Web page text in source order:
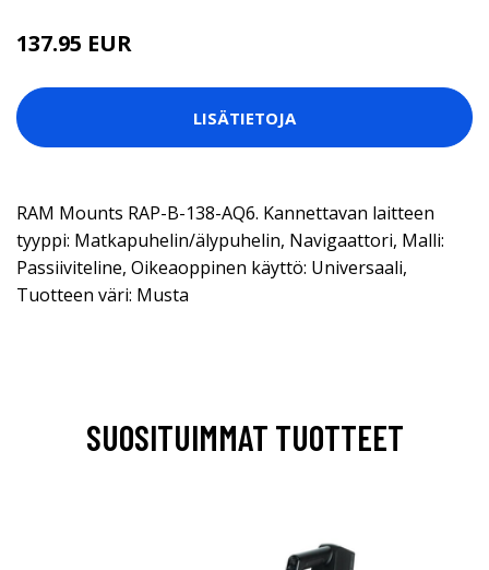
137.95 EUR
LISÄTIETOJA
RAM Mounts RAP-B-138-AQ6. Kannettavan laitteen
tyyppi: Matkapuhelin/älypuhelin, Navigaattori, Malli:
Passiiviteline, Oikeaoppinen käyttö: Universaali,
Tuotteen väri: Musta
SUOSITUIMMAT TUOTTEET